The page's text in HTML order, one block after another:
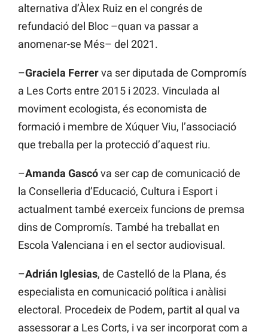
alternativa d’Àlex Ruiz en el congrés de
refundació del Bloc –quan va passar a
anomenar-se Més– del 2021.
–Graciela Ferrerva ser diputada de Compromís
a Les Corts entre 2015 i 2023. Vinculada al
moviment ecologista, és economista de
formació i membre de Xúquer Viu, l’associació
que treballa per la protecció d’aquest riu.
–Amanda Gascóva ser cap de comunicació de
la Conselleria d’Educació, Cultura i Esport i
actualment també exerceix funcions de premsa
dins de Compromís. També ha treballat en
Escola Valenciana i en el sector audiovisual.
–Adrián Iglesias, de Castelló de la Plana, és
especialista en comunicació política i anàlisi
electoral. Procedeix de Podem, partit al qual va
assessorar a Les Corts, i va ser incorporat com a